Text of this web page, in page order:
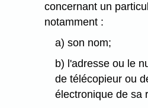
concernant un
notamment :
a) son nom;
b) l'adresse ou le
de télécopieur ou
électronique de sa